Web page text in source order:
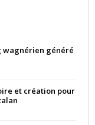
wagnérien généré
et création pour